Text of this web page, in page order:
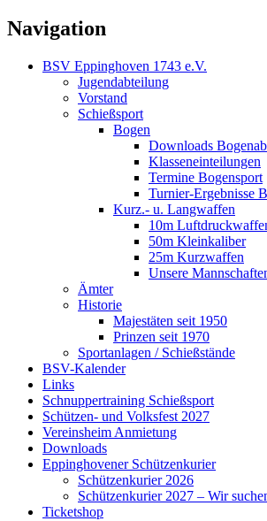
Navigation
BSV Eppinghoven 1743 e.V.
Jugendabteilung
Vorstand
Schießsport
Bogen
Downloads
Klasseneinteilungen
Termine Bogensport
Turnier-Ergebnisse
Kurz.- u. Langwaffen
10m
50m Kleinkaliber
25m Kurzwaffen
Unsere
Ämter
Historie
Majestäten seit 1950
Prinzen seit 1970
Sportanlagen / Schießstände
BSV-Kalender
Links
Schnuppertraining Schießsport
Schützen- und Volksfest 2027
Vereinsheim Anmietung
Downloads
Eppinghovener Schützenkurier
Schützenkurier 2026
Schützenkurier 2027 – Wir
Ticketshop